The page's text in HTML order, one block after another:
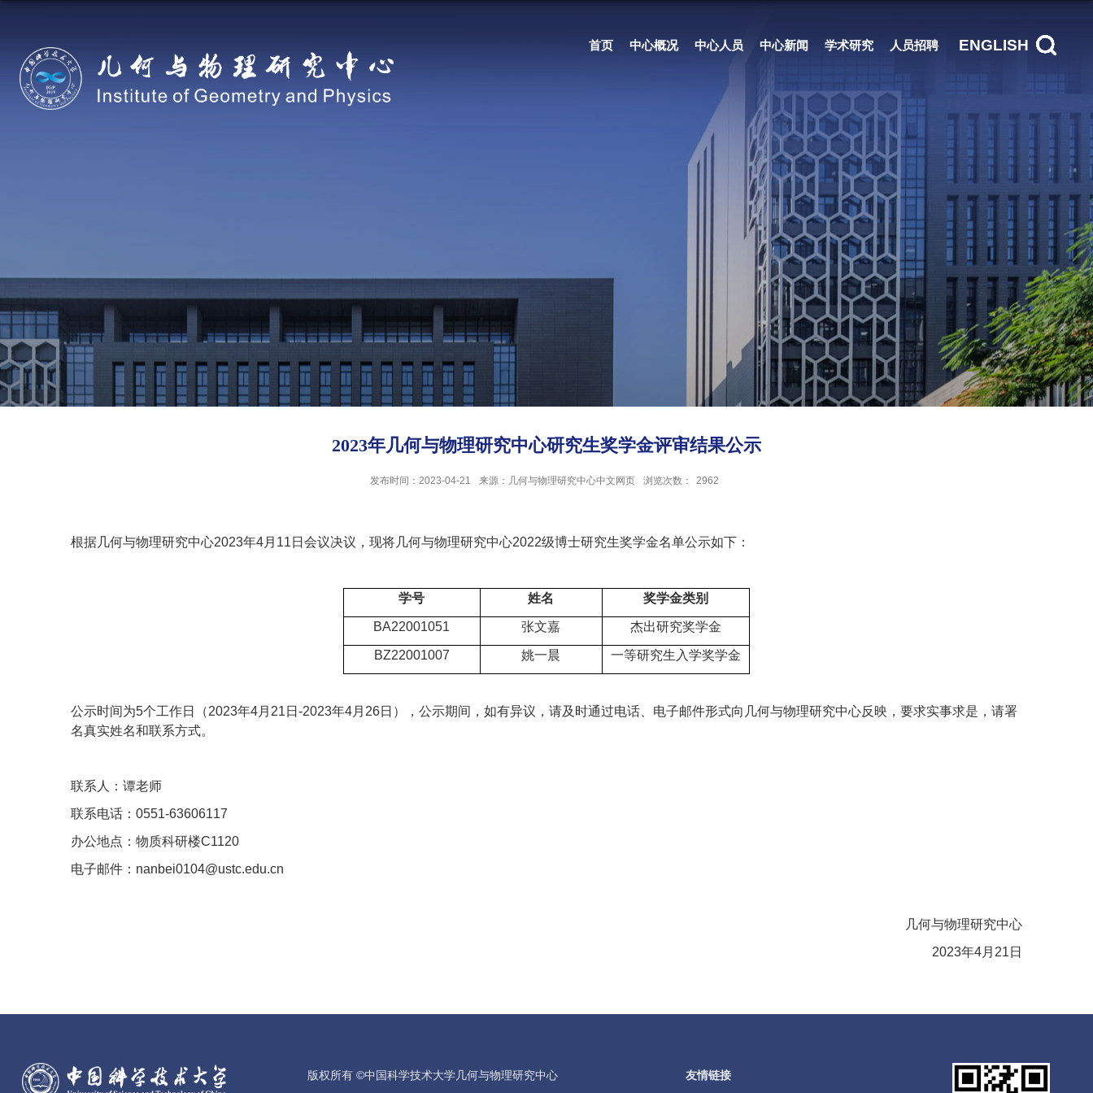
首页 中心概况 中心人员 中心新闻 学术研究 人员招聘 ENGLISH
2023年几何与物理研究中心研究生奖学金评审结果公示
发布时间：2023-04-21 来源：几何与物理研究中心中文网页 浏览次数： 2962
根据几何与物理研究中心2023年4月 11 日会议决议，现将几何与物理研究中心2022级博士研究生奖学金名单公示如下：
学号 姓名 奖学金类别
BA22001051 张文嘉 杰出研究奖学金
BZ22001007 姚一晨 一等研究生入学奖学金
公示时间为5个工作日（2023年4月 21 日 -2023年4月 26日），公示期间，如有异议，请及时通过电话、电子邮件形式向几何与物理研究中心反映，要求实事求是，请署
名真实姓名和联系方式。
联系人：谭老师
联系电话： 0551-63606117
办公地点：物质科研楼C1120
电子邮件： nanbei0104@ustc.edu.cn
几何与物理研究中心
2023年4月 21 日
版权所有 ©中国科学技术大学几何与物理研究中心 友情链接